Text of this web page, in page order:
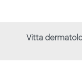
Vitta